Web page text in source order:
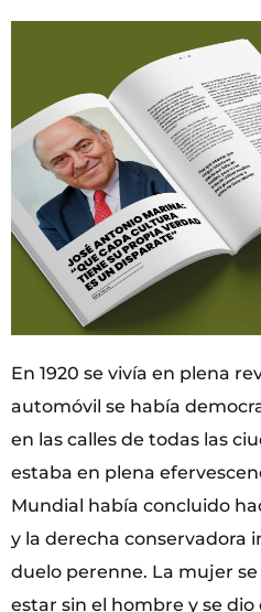
En 1920 se vivía en plena
automóvil se había
en las calles de todas las
estaba en plena
Mundial había concluido
y la derecha conservadora
duelo perenne. La mujer
estar sin el hombre y se